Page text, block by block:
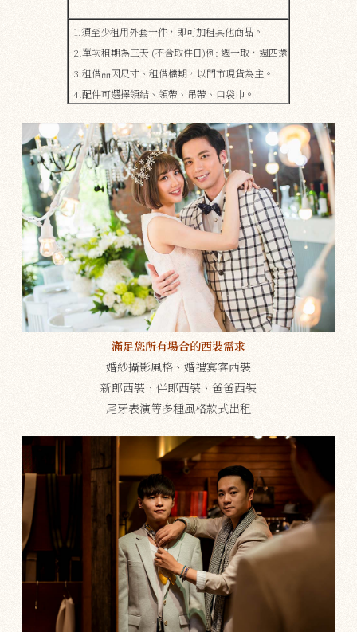
1.須至少租用外套一件，即可加租其他商品。
2.單次租期為三天 (不含取件日)例: 週一取，週四還
3.租借品因尺寸、租借檔期，​​以門市現貨為主。
4.配件可選擇領結、領帶、吊帶、口袋巾。
滿足您所有場合的西裝需求
婚紗攝影風格、婚禮宴客西裝
新郎西裝、伴郎西裝、爸爸西裝
尾牙表演等多種風格款式出租